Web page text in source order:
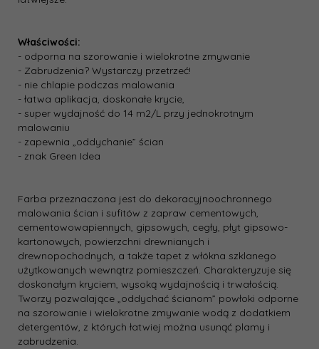
Właściwości:
- odporna na szorowanie i wielokrotne zmywanie
- Zabrudzenia? Wystarczy przetrzeć!
- nie chlapie podczas malowania
- łatwa aplikacja, doskonałe krycie,
- super wydajność do 14 m2/L przy jednokrotnym
malowaniu
- zapewnia „oddychanie” ścian
- znak Green Idea
Farba przeznaczona jest do dekoracyjno­ochronnego
malowania ścian i sufitów z zapraw cementowych,
cementowo­wapiennych, gipsowych, cegły, płyt gipsowo­
kartonowych, powierzchni drewnianych i
drewnopochodnych, a także tapet z włókna szklanego
użytkowanych wewnątrz pomieszczeń. Charakteryzuje się
doskonałym kryciem, wysoką wydajnością i trwałością.
Tworzy pozwalające „oddychać ścianom” powłoki odporne
na szorowanie i wielokrotne zmywanie wodą z dodatkiem
detergentów, z których łatwiej można usunąć plamy i
zabrudzenia.